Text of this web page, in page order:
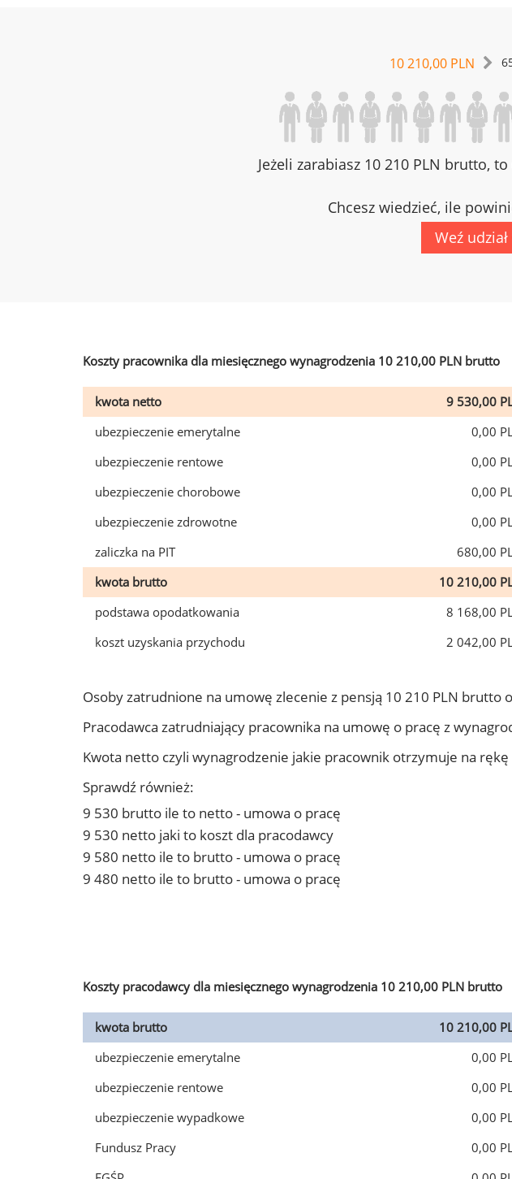
10 210,00 PLN
Jeżeli zarabiasz 10 210 PLN brutto, to
Chcesz wiedzieć, ile
Weź
Koszty pracownika dla miesięcznego wynagrodzenia 10 210,00 PLN brutto
kwota netto
9 530,00
ubezpieczenie emerytalne
0,00
ubezpieczenie rentowe
0,00
ubezpieczenie chorobowe
0,00
ubezpieczenie zdrowotne
0,00
zaliczka na PIT
680,00
kwota brutto
10 210,00
podstawa opodatkowania
8 168,00
koszt uzyskania przychodu
2 042,00
Osoby zatrudnione na umowę zlecenie z pensją 10 210 PLN brutto
Pracodawca zatrudniający pracownika na umowę o pracę z
Kwota netto czyli wynagrodzenie jakie pracownik otrzymuje na
Sprawdź również:
9 530 brutto ile to netto - umowa o pracę
9 530 netto jaki to koszt dla pracodawcy
9 580 netto ile to brutto - umowa o pracę
9 480 netto ile to brutto - umowa o pracę
Koszty pracodawcy dla miesięcznego wynagrodzenia 10 210,00 PLN brutto
kwota brutto
10 210,00
ubezpieczenie emerytalne
0,00
ubezpieczenie rentowe
0,00
ubezpieczenie wypadkowe
0,00
Fundusz Pracy
0,00